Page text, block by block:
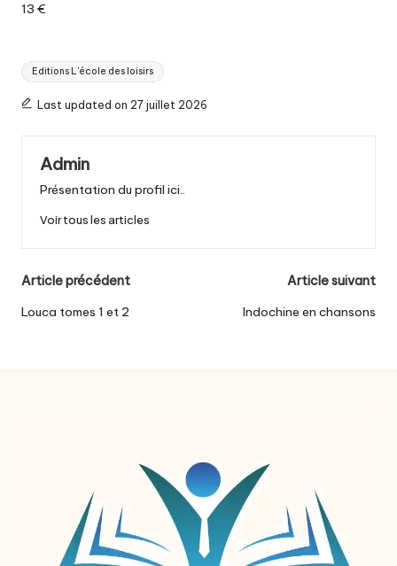
13 €
Tags:
Editions L'école des loisirs
Last updated on 27 juillet 2026
Admin
Présentation du profil ici..
Voir tous les articles
Post
navigation
Article précédent
Louca tomes 1 et 2
Article suivant
Indochine en chansons